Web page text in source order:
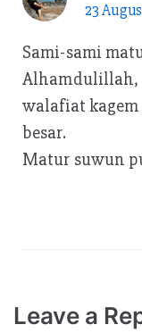
23
Sami-sami
Alhamdulillah,
walafiat kagem
besar.
Matur suwun
Leave a